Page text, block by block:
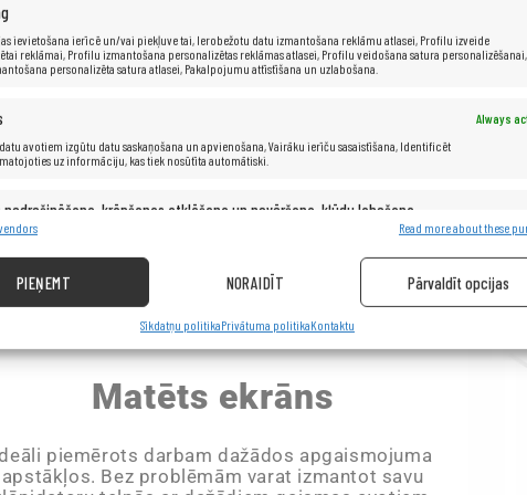
ievietošana ierīcē un/vai piekļuve tai, Ierobežotu datu izmantošana reklāmu atlasei, Profilu izveide
reklāmai, Profilu izmantošana personalizētas reklāmas atlasei, Profilu veidošana satura personalizēšanai,
personalizēta satura atlasei, Pakalpojumu attīstīšana un uzlabošana.
Always
avotiem izgūtu datu saskaņošana un apvienošana, Vairāku ierīču sasaistīšana, Identificēt
uz informāciju, kas tiek nosūtīta automātiski.
nodrošināšana, krāpšanas atklāšana un novēršana, kļūdu labošana,
un satura nodrošināšana un rādīšana.
Read more about these
PIEŅEMT NORAIDĪT Pārvaldīt opcijas
Sīkdatņu politikaPrivātuma politikaKontaktu
Ar
Matēts ekrāns
piemērots darbam dažādos apgaismojuma
apstākļos. Bez problēmām varat izmantot savu